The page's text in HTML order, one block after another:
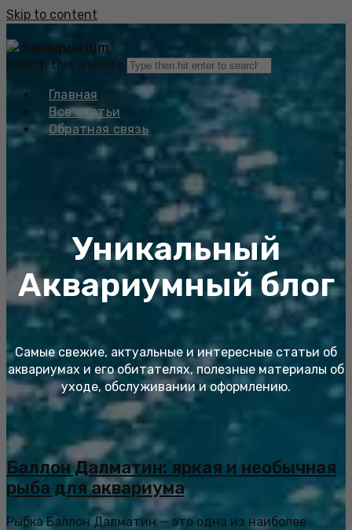
Skip to content
zooaquarium
Search this website
Главная
Все статьи
Обратная связь
Уникальный
Аквариумный блог
Самые свежие, актуальные и интересные статьи об
аквариумах и его обитателях, полезные материалы об
уходе, обслуживании и оформлению.
Баллон Далматин: яркая и необычная
рыба для аквариума
Рыбка Баллон Далматин — это одна из наиболее